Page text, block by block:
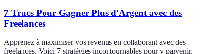
7 Trucs Pour Gagner Plus d'Argent avec des
Freelances
Apprenez à maximiser vos revenus en collaborant avec des
freelances. Voici 7 stratégies incontournables pour y parvenir.